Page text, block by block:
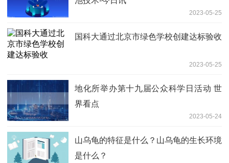
2023-05-25
国科大通过北京市绿色学校创建达标验收
2023-05-25
地化所举办第十九届公众科学日活动 世
界看点
2023-05-24
山乌龟的特征是什么？山乌龟的生长环境
是什么？